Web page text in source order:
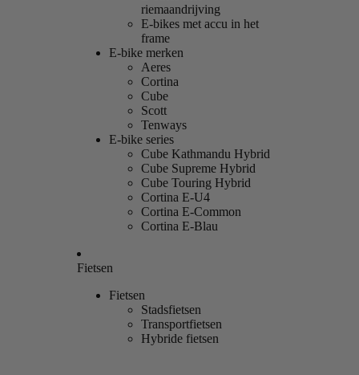
riemaandrijving
E-bikes met accu in het
frame
E-bike merken
Aeres
Cortina
Cube
Scott
Tenways
E-bike series
Cube Kathmandu Hybrid
Cube Supreme Hybrid
Cube Touring Hybrid
Cortina E-U4
Cortina E-Common
Cortina E-Blau
Fietsen
Fietsen
Stadsfietsen
Transportfietsen
Hybride fietsen